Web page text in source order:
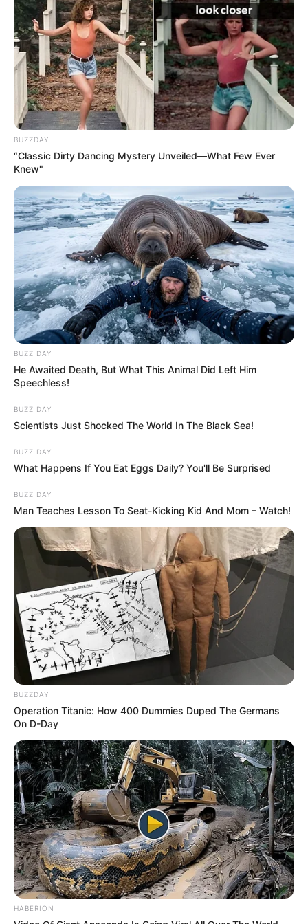
kormánymódosította az ütemezést, hogy
elkerülje a fennakadásokat.
Hogyan érkeznek a pénzek?
A13. havi nyugdíj
részlete
jóváírásra.
és jogosultságok nem változnak.
Mit érdemes tudni előre? –
Hasznos tippek
Ha az egyik tételegy nappal később
jelenik
meg, az ahivatalos menetrend része.
Ellenőrizd a számlát két napon át, mielőtt
ügyintézésbe kezdenél.
Postai kifizetésnéla kézbesítési rend is
Kérdés esetén a
ügyfélszolgálatavagy aNyugdíjfolyósítóad
pontos tájékoztatást.
Előretekintés
A kormány hangsúlyozta az idősek megbecsülését:
2010 óta a nyugdíjak vásárlóértéke érdemben
nőtt.Idéna 14. havi nyugdíjelső
részlete,jövőrepedig ateljes 14. havi
nyugdíjkifizetése válik esedékessé.
BUZZDAY
“Classic Dirty Dancing Mystery Unveiled—What Few Ever
Knew"
BUZZ DAY
He Awaited Death, But What This Animal Did Left Him
Speechless!
BUZZ DAY
Scientists Just Shocked The World In The Black Sea!
BUZZ DAY
What Happens If You Eat Eggs Daily? You'll Be Surprised
BUZZ DAY
Man Teaches Lesson To Seat-Kicking Kid And Mom – Watch!
BUZZDAY
Operation Titanic: How 400 Dummies Duped The Germans
On D-Day
HABERION